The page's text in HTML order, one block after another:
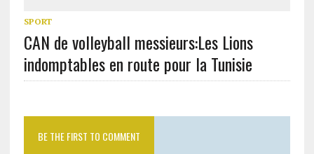
SPORT
CAN de volleyball messieurs:Les Lions
indomptables en route pour la Tunisie
BE THE FIRST TO COMMENT